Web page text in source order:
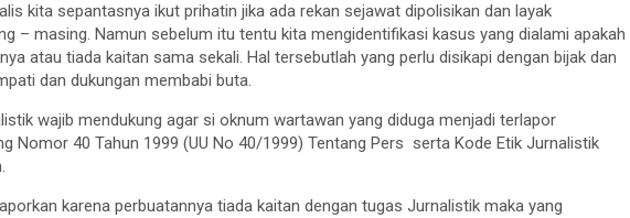
kita sepantasnya ikut prihatin jika ada rekan sejawat dipolisikan dan layak
– masing. Namun sebelum itu tentu kita mengidentifikasi kasus yang dialami apakah
atau tiada kaitan sama sekali. Hal tersebutlah yang perlu disikapi dengan bijak dan
dan dukungan membabi buta.
wajib mendukung agar si oknum wartawan yang diduga menjadi terlapor
Nomor 40 Tahun 1999 (UU No 40/1999) Tentang Pers serta Kode Etik Jurnalistik
karena perbuatannya tiada kaitan dengan tugas Jurnalistik maka yang